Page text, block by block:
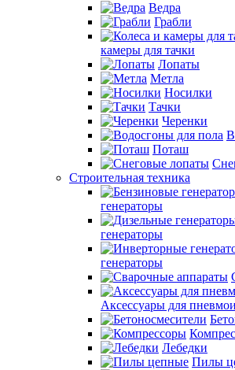
Ведра
Грабли
камеры для тачки
Лопаты
Метла
Носилки
Тачки
Черенки
Поташ
Строительная техника
генераторы
генераторы
генераторы
Аксессуары для
Лебедки
Пилы